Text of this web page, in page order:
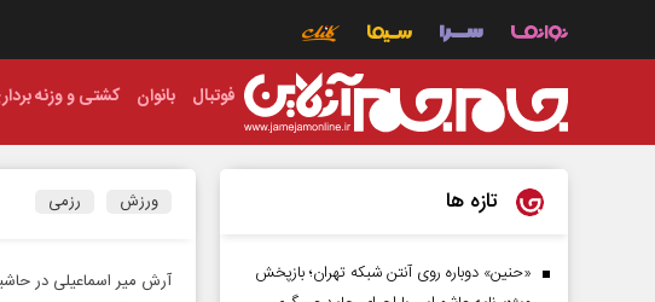
فوتبال بانوان کشتی و وزنه
ورزش رزمی
آرش میر اسماعیلی در
تازه ها
«حنین» دوباره روی آنتن شبکه تهران؛ بازپخش